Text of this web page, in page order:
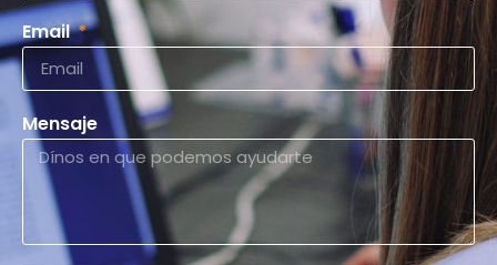
Email
Mensaje